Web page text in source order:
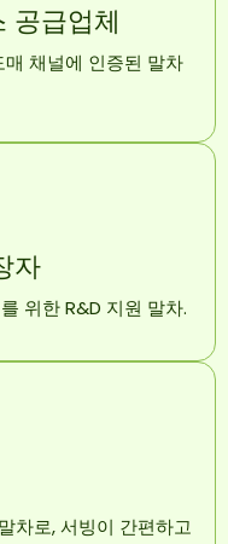
공급업체
채널에 인증된 말차
자
위한 R&D 지원 말차.
차로, 서빙이 간편하고